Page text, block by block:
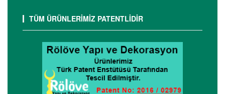
TÜM ÜRÜNLERİMİZ PATENTLİDİR